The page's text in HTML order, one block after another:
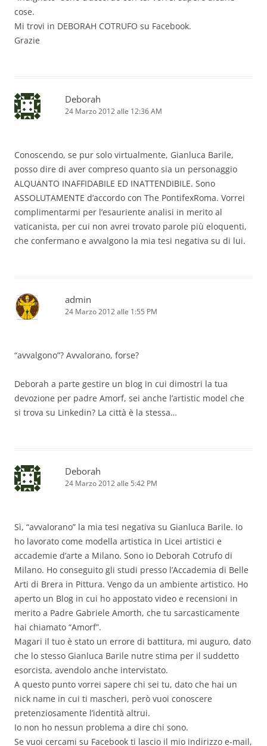
cose.
Mi trovi in DEBORAH COTRUFO su Facebook.
Grazie
Deborah
24 Marzo 2012 alle 12:36 AM
Conoscendo, se pur solo virtualmente, Gianluca Barile,
posso dire di aver compreso quanto sia un personaggio
ALQUANTO INAFFIDABILE ED INATTENDIBILE. Sono
ASSOLUTAMENTE d’accordo con The PontifexRoma. Vorrei
complimentarmi per l’esauriente analisi in merito al
vaticanista, per cui non avrei trovato parole più eloquenti,
che confermano e avvalgono la mia tesi negativa su di lui.
admin
24 Marzo 2012 alle 1:55 PM
“avvalgono”? Avvalorano, forse?
Deborah a parte gestire un blog in cui dimostri la tua
devozione per padre Amorf, sei anche l’artistic model che
si trova su Linkedin? La città è la stessa…
Deborah
24 Marzo 2012 alle 5:42 PM
Sì, “avvalorano” la mia tesi negativa su Gianluca Barile. Io
ho lavorato come modella artistica in Licei artistici e
accademie d’arte a Milano. Sono io Deborah Cotrufo di
Milano. Ho conseguito gli studi presso l’Accademia di Belle
Arti di Brera in Pittura. Vengo da un ambiente artistico. Ho
aperto un Blog in cui ho appostato video e recensioni in
merito a Padre Gabriele Amorth, che tu sarcasticamente
hai chiamato “Amorf”.
Magari il tuo è stato un errore di battitura, mi auguro, dato
che lo stesso Gianluca Barile nutre stima per il suddetto
esorcista, avendolo anche intervistato.
A questo punto vorrei sapere chi sei tu, dato che hai un
nick name in cui ti mascheri, però vuoi conoscere
pretenziosamente l’identità altrui.
Io non ho nessun problema a dire chi sono.
Se vuoi cercami su Facebook ti lascio il mio indirizzo e-mail,